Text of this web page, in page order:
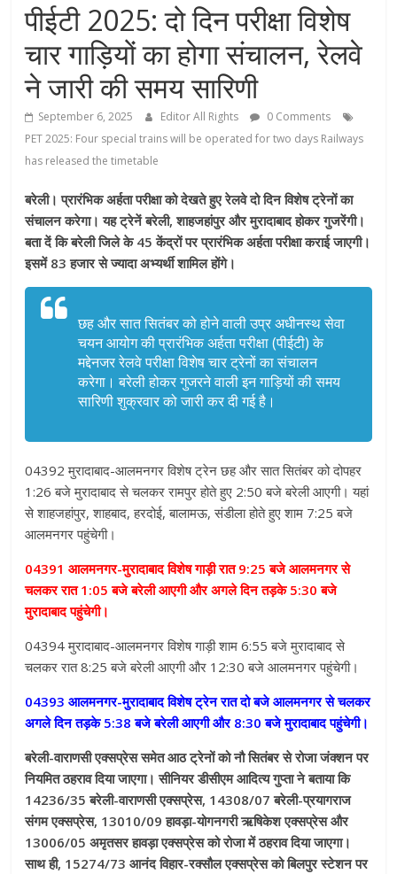
पीईटी 2025: दो दिन परीक्षा विशेष
चार गाड़ियों का होगा संचालन, रेलवे
ने जारी की समय सारिणी
September 6, 2025 Editor All Rights
0 Comments
PET 2025: Four special trains will be operated for two days Railways
has released the timetable
बरेली। प्रारंभिक अर्हता परीक्षा को देखते हुए रेलवे दो दिन विशेष ट्रेनों का
संचालन करेगा। यह ट्रेनें बरेली, शाहजहांपुर और मुरादाबाद होकर गुजरेंगी।
बता दें कि बरेली जिले के 45 केंद्रों पर प्रारंभिक अर्हता परीक्षा कराई जाएगी।
इसमें 83 हजार से ज्यादा अभ्यर्थी शामिल होंगे।
छह और सात सितंबर को होने वाली उप्र अधीनस्थ सेवा
चयन आयोग की प्रारंभिक अर्हता परीक्षा (पीईटी) के
मद्देनजर रेलवे परीक्षा विशेष चार ट्रेनों का संचालन
करेगा। बरेली होकर गुजरने वाली इन गाड़ियों की समय
सारिणी शुक्रवार को जारी कर दी गई है।
04392 मुरादाबाद-आलमनगर विशेष ट्रेन छह और सात सितंबर को दोपहर
1:26 बजे मुरादाबाद से चलकर रामपुर होते हुए 2:50 बजे बरेली आएगी। यहां
से शाहजहांपुर, शाहबाद, हरदोई, बालामऊ, संडीला होते हुए शाम 7:25 बजे
आलमनगर पहुंचेगी।
04391 आलमनगर-मुरादाबाद विशेष गाड़ी रात 9:25 बजे आलमनगर से
चलकर रात 1:05 बजे बरेली आएगी और अगले दिन तड़के 5:30 बजे
मुरादाबाद पहुंचेगी।
04394 मुरादाबाद-आलमनगर विशेष गाड़ी शाम 6:55 बजे मुरादाबाद से
चलकर रात 8:25 बजे बरेली आएगी और 12:30 बजे आलमनगर पहुंचेगी।
04393 आलमनगर-मुरादाबाद विशेष ट्रेन रात दो बजे आलमनगर से चलकर
अगले दिन तड़के 5:38 बजे बरेली आएगी और 8:30 बजे मुरादाबाद पहुंचेगी।
बरेली-वाराणसी एक्सप्रेस समेत आठ ट्रेनों को नौ सितंबर से रोजा जंक्शन पर
नियमित ठहराव दिया जाएगा। सीनियर डीसीएम आदित्य गुप्ता ने बताया कि
14236/35 बरेली-वाराणसी एक्सप्रेस, 14308/07 बरेली-प्रयागराज
संगम एक्सप्रेस, 13010/09 हावड़ा-योगनगरी ऋषिकेश एक्सप्रेस और
13006/05 अमृतसर हावड़ा एक्सप्रेस को रोजा में ठहराव दिया जाएगा।
साथ ही, 15274/73 आनंद विहार-रक्सौल एक्सप्रेस को बिलपुर स्टेशन पर